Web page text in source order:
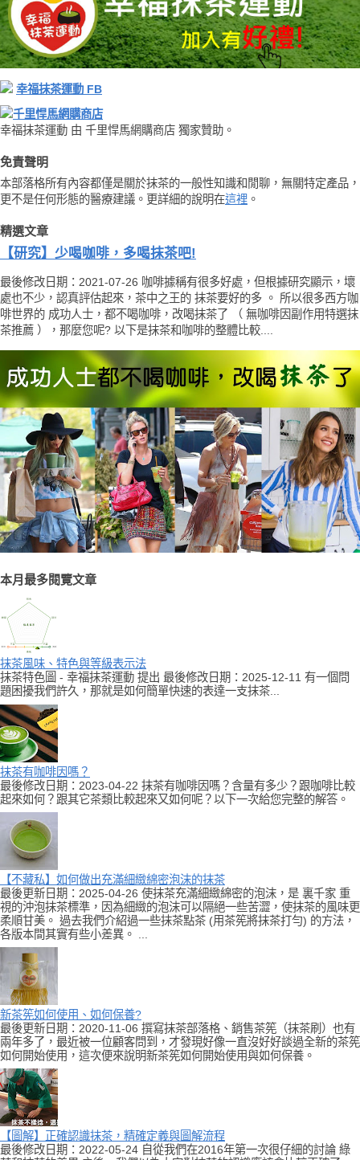
幸福抹茶運動 FB
千里悍馬網購商店
幸福抹茶運動 由 千里悍馬網購商店 獨家贊助。
免責聲明
本部落格所有內容都僅是關於抹茶的一般性知識和閒聊，無關特定產品，
更不是任何形態的醫療建議。更詳細的說明在這裡 。
精選文章
【研究】少喝咖啡，多喝抹茶吧!
最後修改日期：2021-07-26 咖啡據稱有很多好處，但根據研究顯示，壞
處也不少，認真評估起來，茶中之王的 抹茶要好的多 。 所以很多西方咖
啡世界的 成功人士，都不喝咖啡，改喝抹茶了 （ 無咖啡因副作用特選抹
茶推薦 ），那麼您呢? 以下是抹茶和咖啡的整體比較....
本月最多閱覽文章
抹茶風味、特色與等級表示法
抹茶特色圖 - 幸福抹茶運動 提出 最後修改日期：2025-12-11 有一個問
題困擾我們許久，那就是如何簡單快速的表達一支抹茶...
抹茶有咖啡因嗎？
最後修改日期：2023-04-22 抹茶有咖啡因嗎？含量有多少？跟咖啡比較
起來如何？跟其它茶類比較起來又如何呢？以下一次給您完整的解答。
【不藏私】如何做出充滿細緻綿密泡沫的抹茶
最後更新日期：2025-04-26 使抹茶充滿細緻綿密的泡沫，是 裏千家 重
視的沖泡抹茶標準，因為細緻的泡沫可以隔絕一些苦澀，使抹茶的風味更
柔順甘美。 過去我們介紹過一些抹茶點茶 (用茶筅將抹茶打勻) 的方法，
各版本間其實有些小差異。 ...
新茶筅如何使用、如何保養?
最後更新日期：2020-11-06 撰寫抹茶部落格、銷售茶筅（抹茶刷）也有
兩年多了，最近被一位顧客問到，才發現好像一直沒好好談過全新的茶筅
如何開始使用，這次便來說明新茶筅如何開始使用與如何保養。
【圖解】正確認識抹茶，精確定義與圖解流程
最後修改日期：2022-05-24 自從我們在2016年第一次很仔細的討論 綠